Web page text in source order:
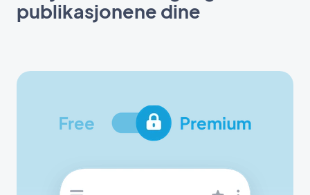
publikasjonene dine